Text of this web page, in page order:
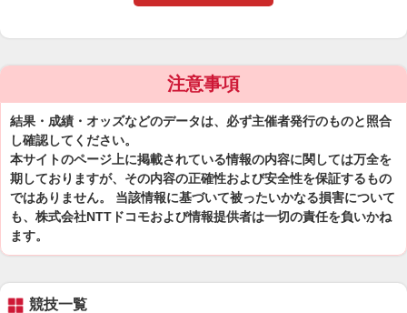
注意事項
結果・成績・オッズなどのデータは、必ず主催者発行のものと照合
し確認してください。
本サイトのページ上に掲載されている情報の内容に関しては万全を
期しておりますが、その内容の正確性および安全性を保証するもの
ではありません。 当該情報に基づいて被ったいかなる損害について
も、株式会社NTTドコモおよび情報提供者は一切の責任を負いかね
ます。
競技一覧